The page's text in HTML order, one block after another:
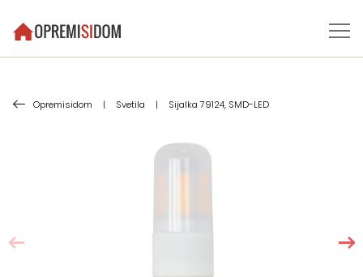
Opremisidom | Svetila | Sijalka 79124, SMD-LED